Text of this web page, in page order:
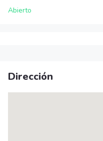
Abierto
Dirección